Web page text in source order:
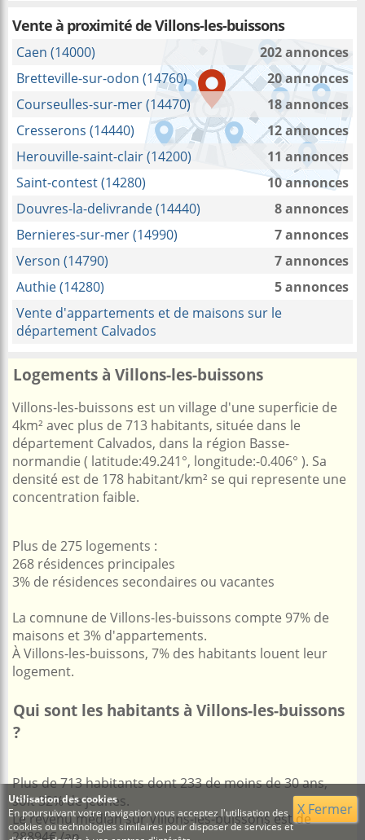
Vente à proximitéde Villons-les-buissons
Caen (14000)
202 annonces
Bretteville-sur-odon (14760)
20 annonces
Courseulles-sur-mer (14470)
18 annonces
Cresserons (14440)
12 annonces
Herouville-saint-clair (14200)
11 annonces
Saint-contest (14280)
10 annonces
Douvres-la-delivrande (14440)
8 annonces
Bernieres-sur-mer (14990)
7 annonces
Verson (14790)
7 annonces
Authie (14280)
5 annonces
Vente d'appartements et de maisons sur le
département Calvados
Logements à Villons-les-buissons
Villons-les-buissons est un village d'une superficie de
4km² avec plus de 713 habitants, située dans le
département Calvados, dans la région Basse-
normandie ( latitude:49.241°, longitude:-0.406° ). Sa
densité est de 178 habitant/km² se qui represente une
concentration faible.
Plus de 275 logements :
268 résidences principales
3% de résidences secondaires ou vacantes
La comnune de Villons-les-buissons compte 97% de
maisons et 3% d'appartements.
À Villons-les-buissons, 7% des habitants louent leur
logement.
Qui sont les habitants à Villons-les-buissons
?
Plus de 713 habitants dont 233 de moins de 30 ans,
soit 32% de jeunes.
Le revenu médian sur Villons-les-buissons est de
X Fermer
Utilisation des cookies
En poursuivant votre navigation vous acceptez l'utilisation des
cookies ou technologies similaires pour disposer de services et